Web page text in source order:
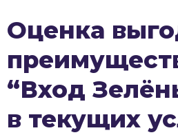
Оценка
“Вход
в текущих